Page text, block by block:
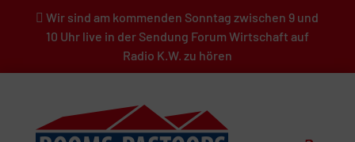
Wir sind am kommenden Sonntag zwischen 9 und
10 Uhr live in der Sendung Forum Wirtschaft auf
Radio K.W. zu hören